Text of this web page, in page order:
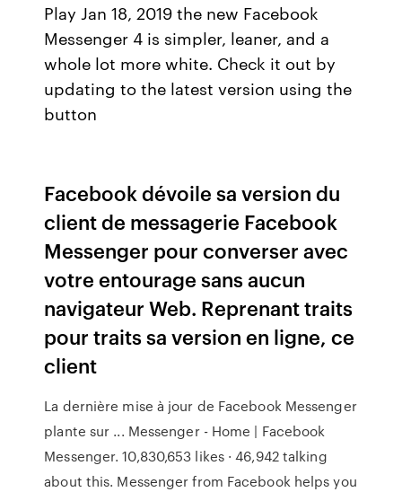
Play Jan 18, 2019 the new Facebook
Messenger 4 is simpler, leaner, and a
whole lot more white. Check it out by
updating to the latest version using the
button
Facebook dévoile sa version du
client de messagerie Facebook
Messenger pour converser avec
votre entourage sans aucun
navigateur Web. Reprenant traits
pour traits sa version en ligne, ce
client
La dernière mise à jour de Facebook Messenger
plante sur ... Messenger - Home | Facebook
Messenger. 10,830,653 likes · 46,942 talking
about this. Messenger from Facebook helps you